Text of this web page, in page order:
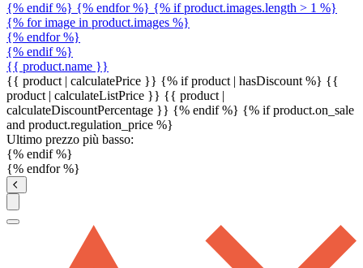
{% endif %} {% endfor %} {% if product.images.length > 1 %}
{% for image in product.images %}
{% endfor %}
{% endif %}
{{ product.name }}
{{ product | calculatePrice }} {% if product | hasDiscount %} {{
product | calculateListPrice }} {{ product |
calculateDiscountPercentage }} {% endif %} {% if product.on_sale
and product.regulation_price %}
Ultimo prezzo più basso:
{% endif %}
{% endfor %}